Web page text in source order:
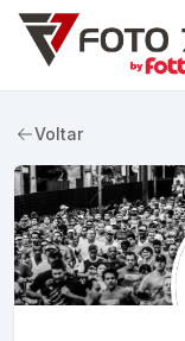
Voltar